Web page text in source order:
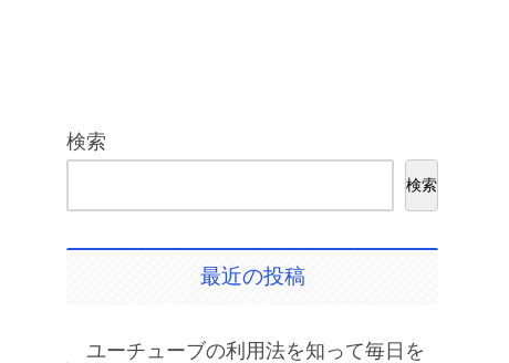
検索
検索
最近の投稿
ユーチューブの利用法を知って毎日を